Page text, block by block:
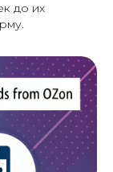
до их